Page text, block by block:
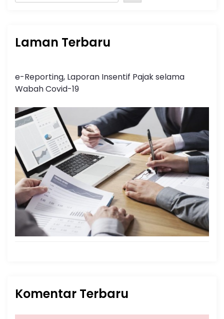
Laman Terbaru
e-Reporting, Laporan Insentif Pajak selama
Wabah Covid-19
Komentar Terbaru